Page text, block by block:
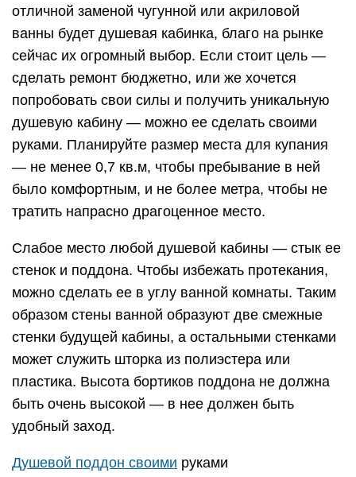
отличной заменой чугунной или акриловой
ванны будет душевая кабинка, благо на рынке
сейчас их огромный выбор. Если стоит цель —
сделать ремонт бюджетно, или же хочется
попробовать свои силы и получить уникальную
душевую кабину — можно ее сделать своими
руками. Планируйте размер места для купания
— не менее 0,7 кв.м, чтобы пребывание в ней
было комфортным, и не более метра, чтобы не
тратить напрасно драгоценное место.
Слабое место любой душевой кабины — стык ее
стенок и поддона. Чтобы избежать протекания,
можно сделать ее в углу ванной комнаты. Таким
образом стены ванной образуют две смежные
стенки будущей кабины, а остальными стенками
может служить шторка из полиэстера или
пластика. Высота бортиков поддона не должна
быть очень высокой — в нее должен быть
удобный заход.
Душевой поддон своими руками